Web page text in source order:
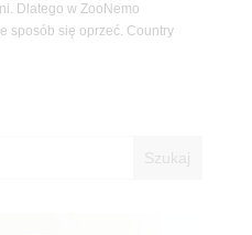
Dlatego w ZooNemo
sposób się oprzeć. Country